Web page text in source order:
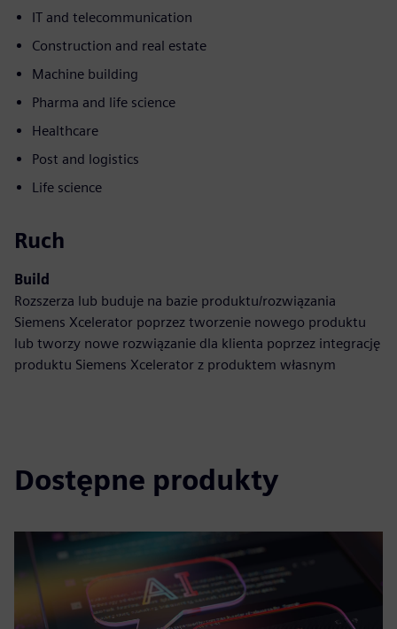
IT and telecommunication
Construction and real estate
Machine building
Pharma and life science
Healthcare
Post and logistics
Life science
Ruch
Build
Rozszerza lub buduje na bazie produktu/rozwiązania
Siemens Xcelerator poprzez tworzenie nowego produktu
lub tworzy nowe rozwiązanie dla klienta poprzez integrację
produktu Siemens Xcelerator z produktem własnym
Dostępne produkty